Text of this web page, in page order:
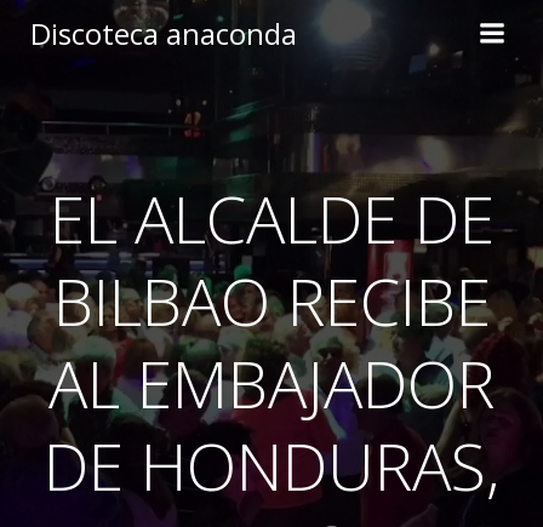
to
Discoteca anaconda
EL ALCALDE DE
BILBAO RECIBE
AL EMBAJADOR
DE HONDURAS,